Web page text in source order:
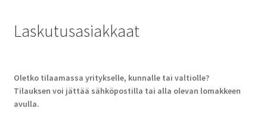
Laskutusasiakkaat
Oletko tilaamassa yritykselle, kunnalle tai valtiolle?
Tilauksen voi jättää sähköpostilla tai alla olevan lomakkeen
avulla.